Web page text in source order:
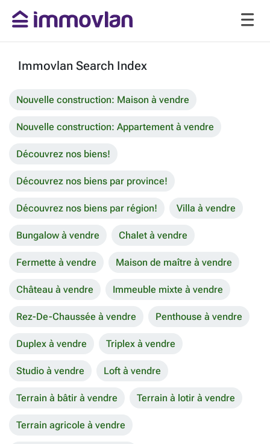
Immovlan Search Index
Nouvelle construction: Maison à vendre
Nouvelle construction: Appartement à vendre
Découvrez nos biens!
Découvrez nos biens par province!
Découvrez nos biens par région! Villa à vendre
Bungalow à vendre Chalet à vendre
Fermette à vendre Maison de maître à vendre
Château à vendre Immeuble mixte à vendre
Rez-De-Chaussée à vendre Penthouse à vendre
Duplex à vendre Triplex à vendre
Studio à vendre Loft à vendre
Terrain à bâtir à vendre Terrain à lotir à vendre
Terrain agricole à vendre